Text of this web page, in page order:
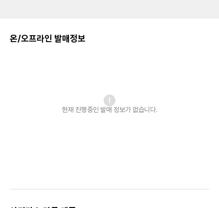
온/오프라인 발매정보
현재 진행중인 발매 정보가 없습니다.